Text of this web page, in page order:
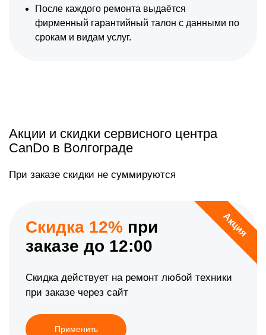
После каждого ремонта выдаётся
фирменный гарантийный талон с данными по
срокам и видам услуг.
Акции и скидки сервисного центра
CanDo в Волгограде
При заказе скидки не суммируются
Акция
Скидка 12% при
заказе до 12:00
Скидка действует на ремонт любой техники
при заказе через сайт
Применить